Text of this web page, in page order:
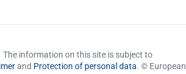
The information on this site is subject to
and Protection of personal data. © European